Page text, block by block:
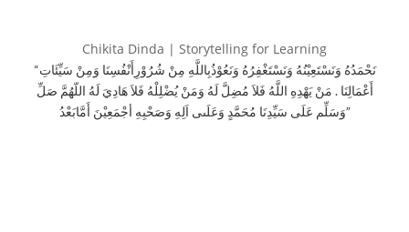
Chikita Dinda | Storytelling for Learning
“نَحْمَدُهُ وَنَسْتَعِيْنُهُ وَنَسْتَغْفِرُهُ وَنَعُوْذُبِاللَّهِ مِنْ شُرُوْرِأَنْفُسِنَا وَمِنْ سَيِّئَاتِ
أَعْمَالِنَا . مَنْ يَهْدِهِ اللَّهُ فَلاَ مُضِلَّ لَهُ وَمَنْ يُضْلِلْهُ فَلاَ هَادِيَ لَهُ اللّهُمَّ صَلِّ
وَسَلِّم عَلَى سَيِّدِنَا مُحَمَّدٍ وَعَلَىى اَلِهِ وَصَحْبِهِ أجْمَعِيْنَ أَمَّابَعْدُ”